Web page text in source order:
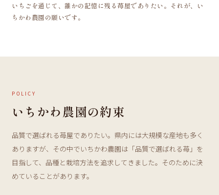
いちごを通じて、誰かの記憶に残る苺屋でありたい。それが、い
ちかわ農園の願いです。
POLICY
いちかわ農園の約束
品質で選ばれる苺屋でありたい。県内には大規模な産地も多く
ありますが、その中でいちかわ農園は「品質で選ばれる苺」を
目指して、品種と栽培方法を追求してきました。そのために決
めていることがあります。